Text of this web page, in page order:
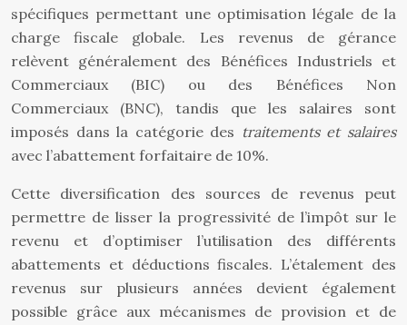
spécifiques permettant une optimisation légale de la
charge fiscale globale. Les revenus de gérance
relèvent généralement des Bénéfices Industriels et
Commerciaux (BIC) ou des Bénéfices Non
Commerciaux (BNC), tandis que les salaires sont
imposés dans la catégorie des traitements et salaires
avec l’abattement forfaitaire de 10%.
Cette diversification des sources de revenus peut
permettre de lisser la progressivité de l’impôt sur le
revenu et d’optimiser l’utilisation des différents
abattements et déductions fiscales. L’étalement des
revenus sur plusieurs années devient également
possible grâce aux mécanismes de provision et de